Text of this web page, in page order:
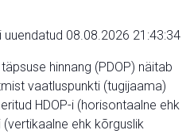
uuendatud 08.08.2026 21:43:34
hinnang (PDOP) näitab
vaatluspunkti (tugijaama)
HDOP-i (horisontaalne ehk
(vertikaalne ehk kõrguslik